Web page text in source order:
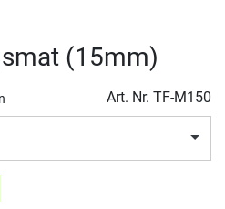
(15mm)
Art. Nr. TF-M150